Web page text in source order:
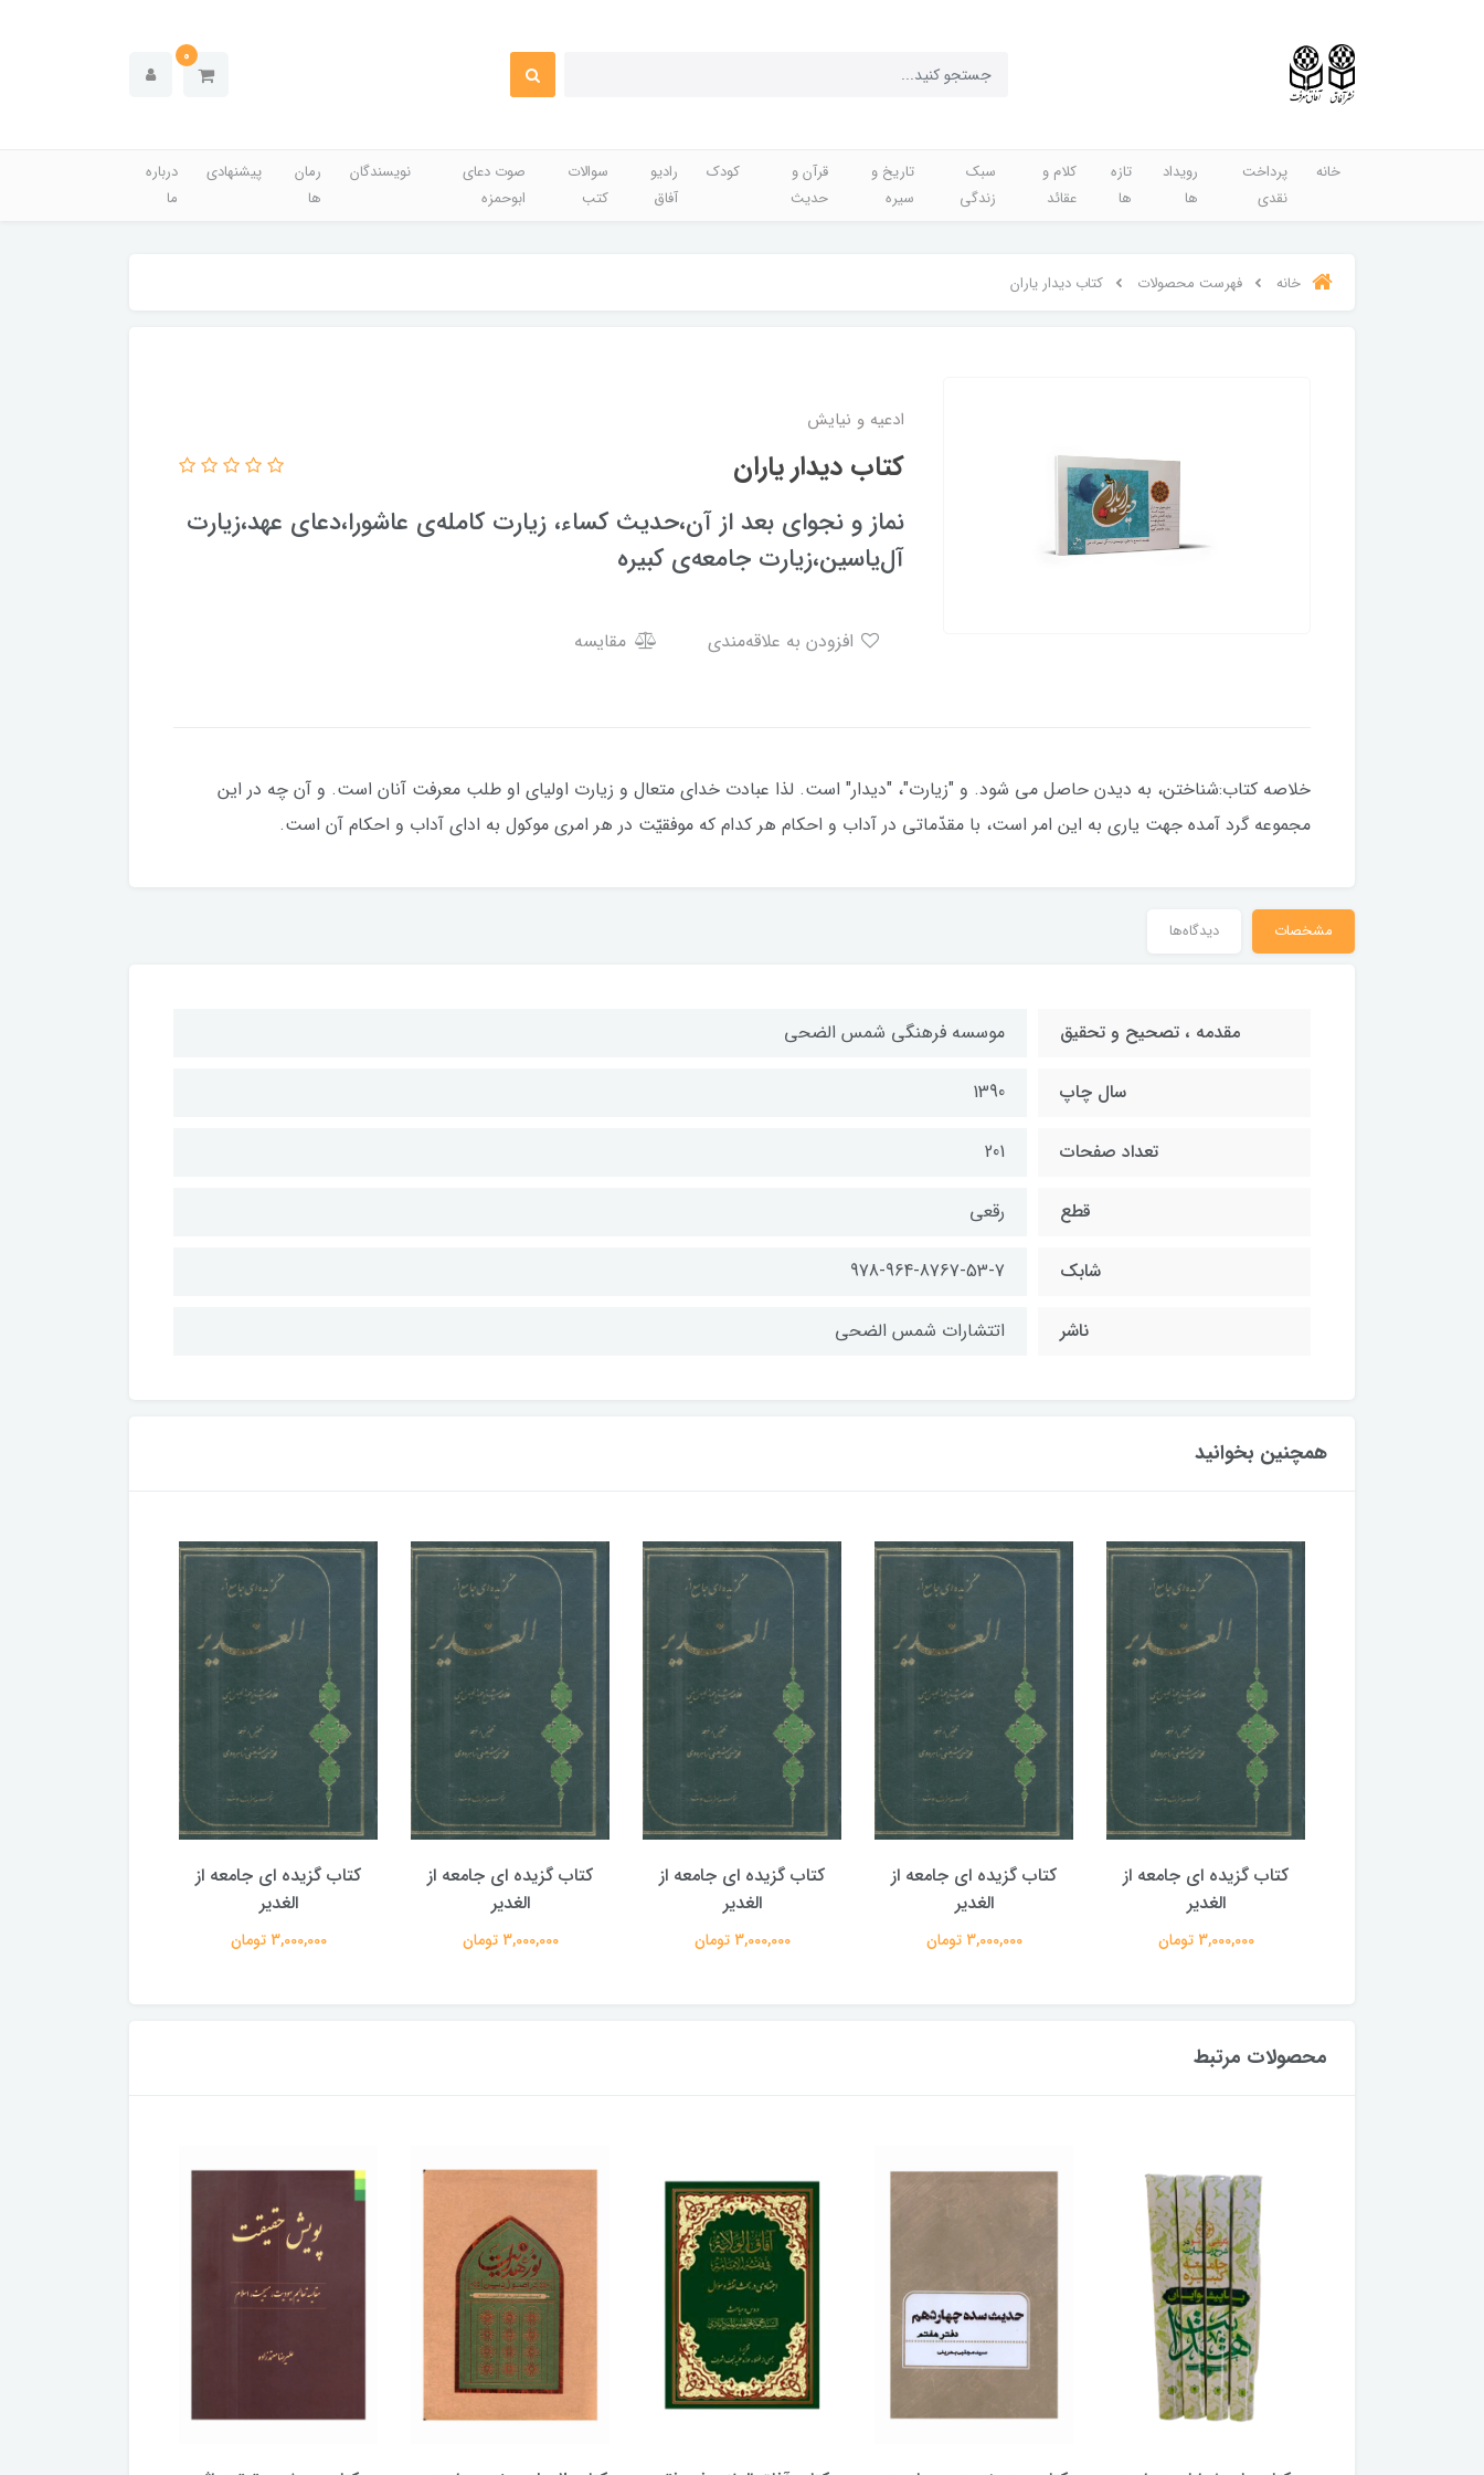
0
خانه
پرداخت
نقدی
رویداد
ها
تازه
ها
کلام و
عقائد
سبک
زندگی
تاریخ و
سیره
قرآن و
حدیث
کودک
رادیو
آفاق
سوالات
کتب
صوت دعای
ابوحمزه
نویسندگان
رمان
ها
پیشنهادی
درباره
ما
خانه فهرست محصولات کتاب دیدار یاران
ادعیه و نیایش
کتاب دیدار یاران
نماز و نجوای بعد از آن،حدیث کساء، زیارت کامله‌ی عاشورا،دعای عهد،زیارت
آل‌یاسین،زیارت جامعه‌ی کبیره
مقایسه
خلاصه کتاب:شناختن، به دیدن حاصل می شود. و "زیارت"، "دیدار" است. لذا عبادت خدای متعال و زیارت اولیای او طلب معرفت آنان است. و آن چه در این
مجموعه گرد آمده جهت یاری به این امر است، با مقدّماتی در آداب و احکام هر کدام که موفقیّت در هر امری موکول به ادای آداب و احکام آن است.
مشخصات دیدگاه‌ها
مقدمه ، تصحیح و تحقیق موسسه فرهنگی شمس الضحی
سال چاپ 1390
تعداد صفحات 201
قطع رقعی
شابک
ناشر اتتشارات شمس الضحی
همچنین بخوانید
کتاب گزیده ای جامعه از
الغدیر
3,000,000 تومان
کتاب گزیده ای جامعه از
الغدیر
3,000,000 تومان
کتاب گزیده ای جامعه از
الغدیر
3,000,000 تومان
کتاب گزیده ای جامعه از
الغدیر
3,000,000 تومان
کتاب گزیده ای جامعه از
الغدیر
3,000,000 تومان
محصولات مرتبط